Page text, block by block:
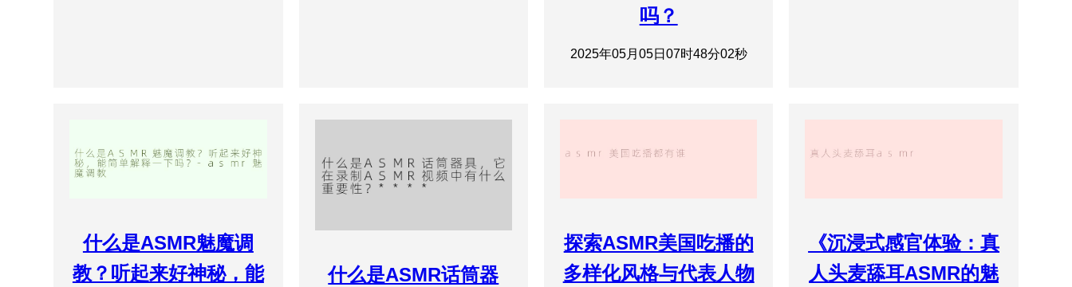
吗？
2025年05月05日07时48分02秒
什么是ASMR魅魔调
教？听起来好神秘，能
什么是ASMR话筒器
探索ASMR美国吃播的
多样化风格与代表人物
《沉浸式感官体验：真
人头麦舔耳ASMR的魅